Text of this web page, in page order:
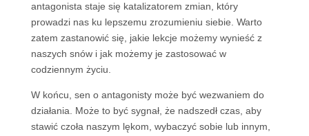
antagonista staje się katalizatorem zmian, który
prowadzi nas ku lepszemu zrozumieniu siebie. Warto
zatem zastanowić się, jakie lekcje możemy wynieść z
naszych snów i jak możemy je zastosować w
codziennym życiu.
W końcu, sen o antagonisty może być wezwaniem do
działania. Może to być sygnał, że nadszedł czas, aby
stawić czoła naszym lękom, wybaczyć sobie lub innym,